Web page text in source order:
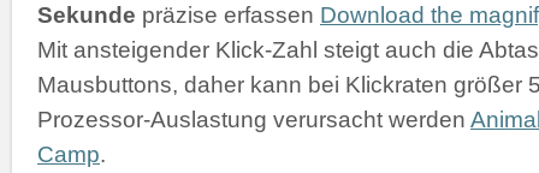
Sekunde präzise erfassen Download the
Mit ansteigender Klick-Zahl steigt auch die
Mausbuttons, daher kann bei Klickraten größer
Prozessor-Auslastung verursacht werden
Camp.